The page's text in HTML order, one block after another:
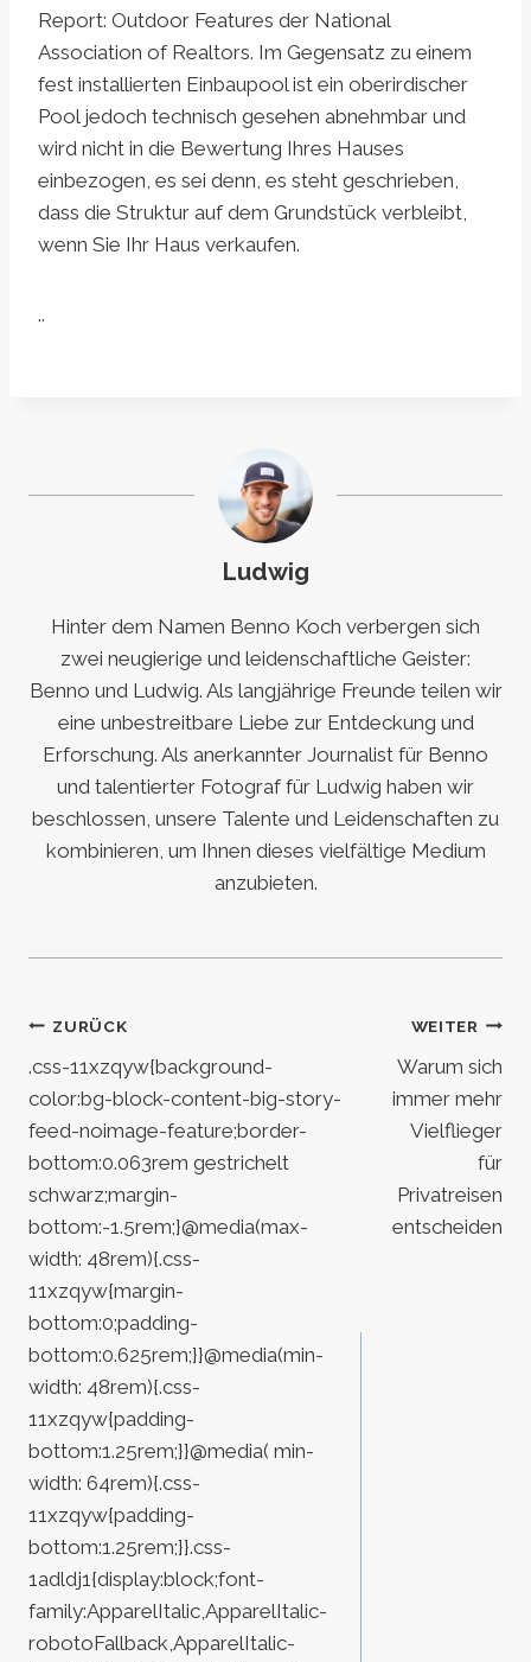
Report: Outdoor Features der National
Association of Realtors. Im Gegensatz zu einem
fest installierten Einbaupool ist ein oberirdischer
Pool jedoch technisch gesehen abnehmbar und
wird nicht in die Bewertung Ihres Hauses
einbezogen, es sei denn, es steht geschrieben,
dass die Struktur auf dem Grundstück verbleibt,
wenn Sie Ihr Haus verkaufen.
..
Ludwig
Hinter dem Namen Benno Koch verbergen sich
zwei neugierige und leidenschaftliche Geister:
Benno und Ludwig. Als langjährige Freunde teilen wir
eine unbestreitbare Liebe zur Entdeckung und
Erforschung. Als anerkannter Journalist für Benno
und talentierter Fotograf für Ludwig haben wir
beschlossen, unsere Talente und Leidenschaften zu
kombinieren, um Ihnen dieses vielfältige Medium
anzubieten.
Beitragsnavigation
ZURÜCK
.css-11xzqyw{background-
color:bg-block-content-big-story-
feed-noimage-feature;border-
bottom:0.063rem gestrichelt
schwarz;margin-
bottom:-1.5rem;}@media(max-
width: 48rem){.css-
11xzqyw{margin-
bottom:0;padding-
bottom:0.625rem;}}@media(min-
width: 48rem){.css-
11xzqyw{padding-
bottom:1.25rem;}}@media( min-
width: 64rem){.css-
11xzqyw{padding-
bottom:1.25rem;}}.css-
1adldj1{display:block;font-
family:ApparelItalic,ApparelItalic-
robotoFallback,ApparelItalic-
WEITER
Warum sich
immer mehr
Vielflieger
für
Privatreisen
entscheiden